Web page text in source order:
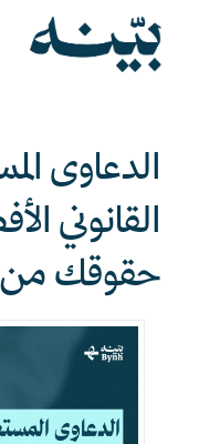
الدعاوى
القانوني
حقوقك من